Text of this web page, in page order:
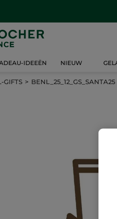
IDEEËN NIEUW
GIFTS BENL_25_12_GS_SANTA25